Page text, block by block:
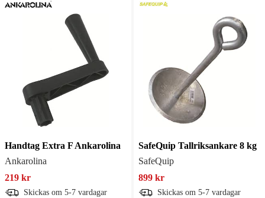
Handtag Extra F Ankarolina
Ankarolina
219 kr
Skickas om 5-7 vardagar
SafeQuip Tallriksankare 8 kg
SafeQuip
899 kr
Skickas om 5-7 vardagar